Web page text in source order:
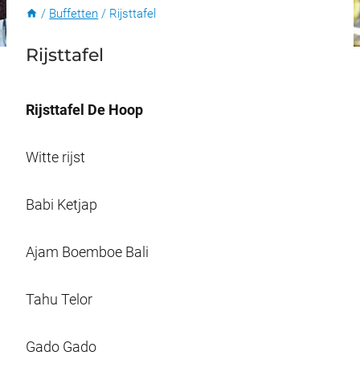
/ Buffetten / Rijsttafel
Rijsttafel
Rijsttafel De Hoop
Witte rijst
Babi Ketjap
Ajam Boemboe Bali
Tahu Telor
Gado Gado